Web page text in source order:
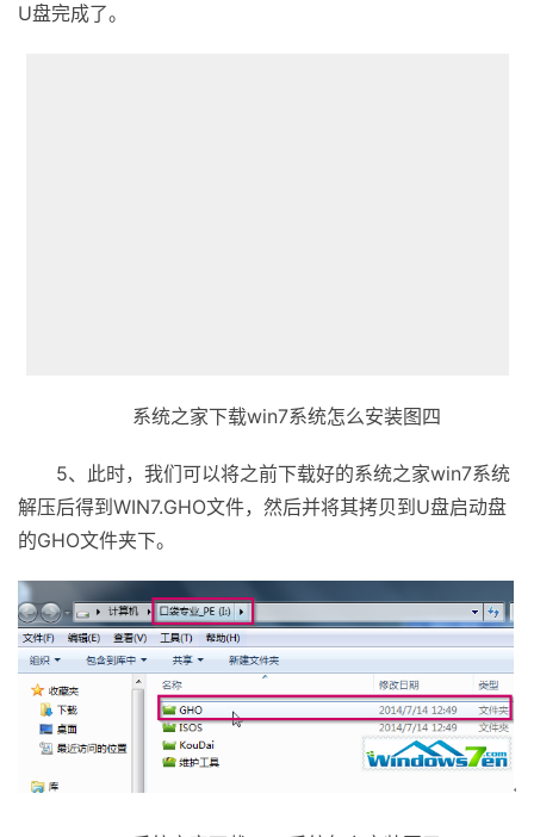
U盘完成了。
系统之家下载win7系统怎么安装图四
5、此时，我们可以将之前下载好的系统之家win7系统
解压后得到WIN7.GHO文件，然后并将其拷贝到U盘启动盘
的GHO文件夹下。